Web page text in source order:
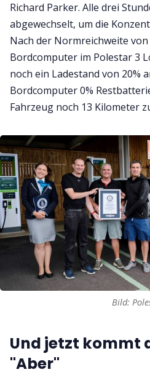
Richard Parker. Alle drei
abgewechselt, um die
Nach der Normreichweite
Bordcomputer im Polestar 3
noch ein Ladestand von 20%
Bordcomputer 0%
Fahrzeug noch 13 Kilometer
Bild:
Und jetzt kommt
"Aber"